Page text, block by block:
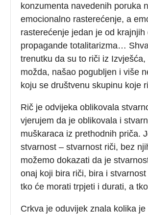
konzumenta navedenih poruka
emocionalno rasterećenje, a
rasterećenje jedan je od krajnjih
propagande totalitarizma…
trenutku da su to riči iz Izvješća,
možda, našao pogubljen i više
koju se društvenu skupinu koje
Rič je odvijeka oblikovala
vjerujem da je oblikovala i
muškaraca iz prethodnih priča.
stvarnost – stvarnost riči, bez
možemo dokazati da je
onaj koji bira riči, bira i
tko će morati trpjeti i durati, a
Crkva je oduvijek znala kolika je